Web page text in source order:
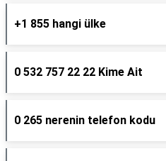
+1 855 hangi ülke
0 532 757 22 22 Kime Ait
0 265 nerenin telefon kodu